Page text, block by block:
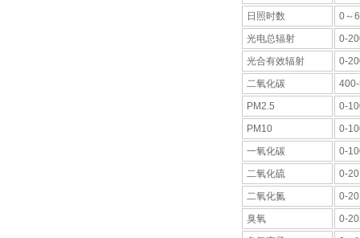
日照时数
0～
光电总辐射
0-
光合有效辐射
0-
二氧化碳
PM2.5
0-
PM10
0-
一氧化碳
0-
二氧化硫
0-
二氧化氮
0-
臭氧
0-